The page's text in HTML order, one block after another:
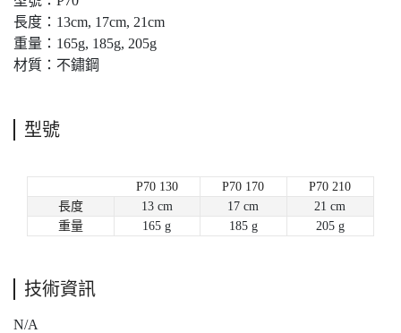
長度：13cm, 17cm, 21cm
重量：165g, 185g, 205g
材質：不鏽鋼
型號
P70 130 P70 170
P70 210
長度
13 cm 17 cm
21 cm
重量
165 g 185 g 205 g
技術資訊
N/A